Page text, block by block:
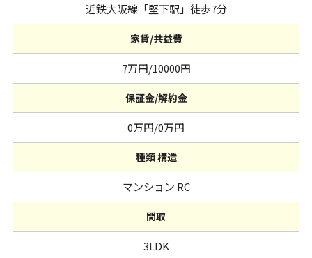
近鉄大阪線「堅下駅」徒歩7分
家賃/共益費
7万円/10000円
保証金/解約金
0万円/0万円
種類 構造
マンション RC
間取
3LDK